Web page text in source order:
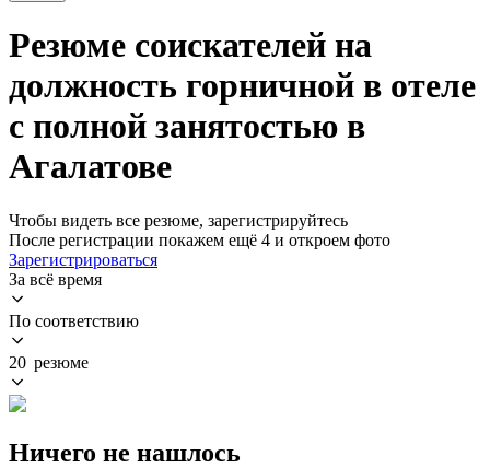
Резюме соискателей на
должность горничной в отеле
с полной занятостью в
Агалатове
Чтобы видеть все резюме, зарегистрируйтесь
После регистрации покажем ещё 4 и откроем фото
Зарегистрироваться
За всё время
По соответствию
20 резюме
Ничего не нашлось